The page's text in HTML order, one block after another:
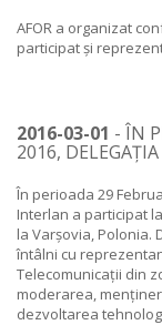
AFOR a organizat
participat și
2016-03-01 - ÎN
2016,
În perioada 29
Interlan a participat la
la Varșovia, Polonia.
întâlni cu
Telecomunicații din
moderarea,
dezvoltarea